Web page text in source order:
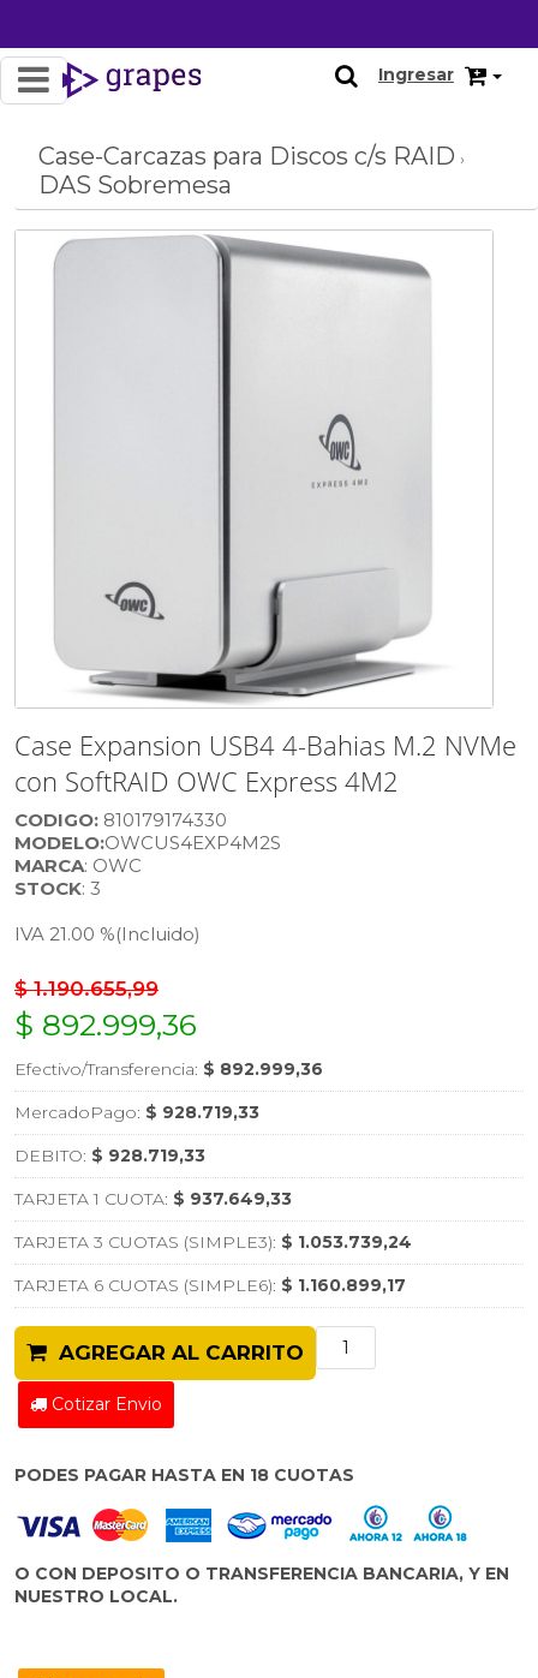
Ingresar
Case-Carcazas para Discos c/s RAID ›
DAS Sobremesa
Case Expansion USB4 4-Bahias M.2 NVMe
con SoftRAID OWC Express 4M2
CODIGO: 810179174330
MODELO:OWCUS4EXP4M2S
MARCA: OWC
STOCK: 3
IVA 21.00 %(Incluido)
$ 1.190.655,99
$ 892.999,36
Efectivo/Transferencia: $ 892.999,36
MercadoPago: $ 928.719,33
DEBITO: $ 928.719,33
TARJETA 1 CUOTA: $ 937.649,33
TARJETA 3 CUOTAS (SIMPLE3): $ 1.053.739,24
TARJETA 6 CUOTAS (SIMPLE6): $ 1.160.899,17
AGREGAR AL CARRITO
Cotizar Envio
PODES PAGAR HASTA EN 18 CUOTAS
O CON DEPOSITO O TRANSFERENCIA BANCARIA, Y EN
NUESTRO LOCAL.